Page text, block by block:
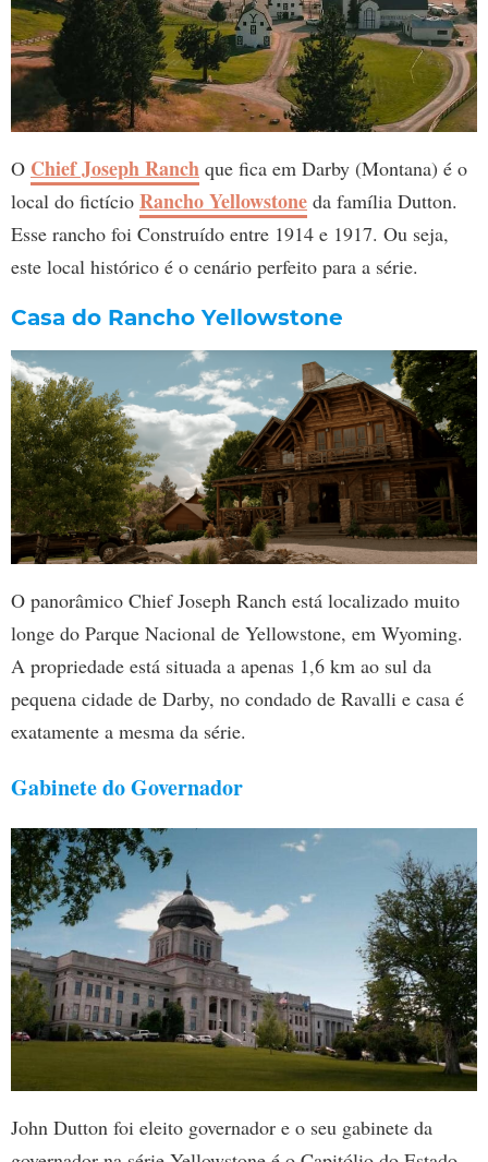
O Chief Joseph Ranch que fica em Darby (Montana) é o
local do fictício Rancho Yellowstone da família Dutton.
Esse rancho foi Construído entre 1914 e 1917. Ou seja,
este local histórico é o cenário perfeito para a série.
Casa do Rancho Yellowstone
O panorâmico Chief Joseph Ranch está localizado muito
longe do Parque Nacional de Yellowstone, em Wyoming.
A propriedade está situada a apenas 1,6 km ao sul da
pequena cidade de Darby, no condado de Ravalli e casa é
exatamente a mesma da série.
Gabinete do Governador
John Dutton foi eleito governador e o seu gabinete da